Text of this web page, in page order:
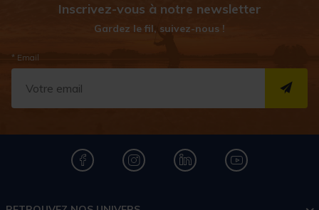
Inscrivez-vous à notre newsletter
Gardez le fil, suivez-nous !
* Email